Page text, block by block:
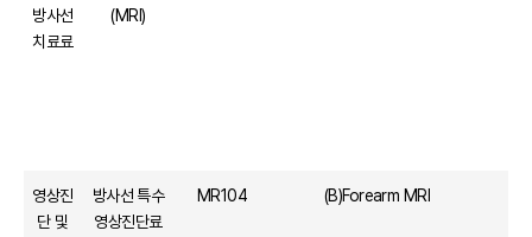
방사선
치료료
(MRI)
영상진
단 및
방사선 특수
영상진단료
MR104 (B)Forearm MRI